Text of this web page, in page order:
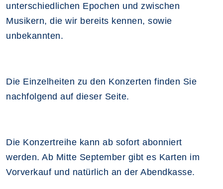
unterschiedlichen Epochen und zwischen
Musikern, die wir bereits kennen, sowie
unbekannten.
Die Einzelheiten zu den Konzerten finden Sie
nachfolgend auf dieser Seite.
Die Konzertreihe kann ab sofort abonniert
werden. Ab Mitte September gibt es Karten im
Vorverkauf und natürlich an der Abendkasse.